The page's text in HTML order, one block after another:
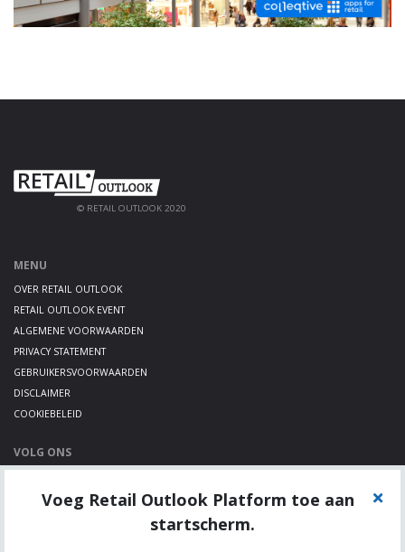
© RETAIL OUTLOOK 2020
MENU
OVER RETAIL OUTLOOK
RETAIL OUTLOOK EVENT
ALGEMENE VOORWAARDEN
PRIVACY STATEMENT
GEBRUIKERSVOORWAARDEN
DISCLAIMER
COOKIEBELEID
VOLG ONS
TWITTER
Voeg Retail Outlook Platform toe aan
startscherm.